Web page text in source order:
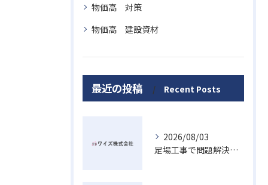
物価高 対策
物価高 建設資材
最近の投稿 Recent Posts
2026/08/03
足場工事で問題解決を目指す広島県廿日市市の賢い業者選びと安心ポイント